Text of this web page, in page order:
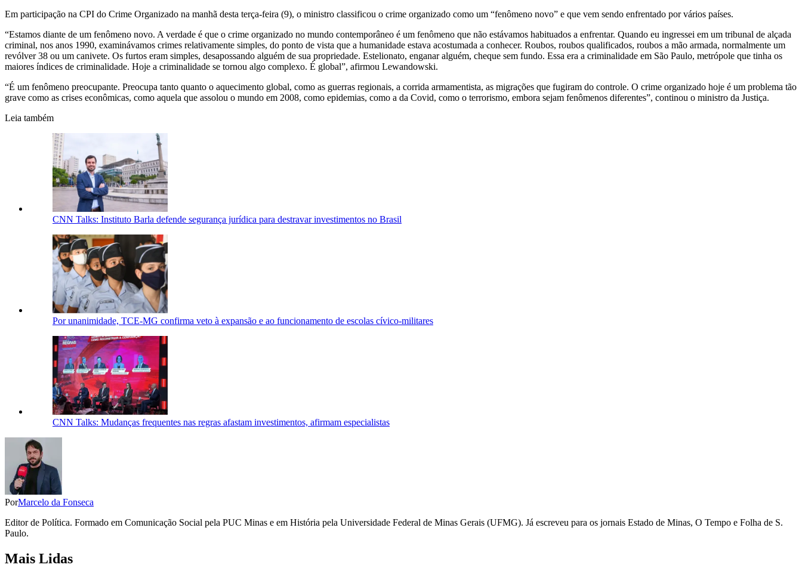
Em participação na CPI do Crime Organizado na manhã desta terça-feira (9), o ministro classificou o crime organizado como um “fenômeno novo” e que vem sendo enfrentado por vários países.
“Estamos diante de um fenômeno novo. A verdade é que o crime organizado no mundo contemporâneo é um fenômeno que não estávamos habituados a enfrentar. Quando eu ingressei em um tribunal de alçada
criminal, nos anos 1990, examinávamos crimes relativamente simples, do ponto de vista que a humanidade estava acostumada a conhecer. Roubos, roubos qualificados, roubos a mão armada, normalmente um
revólver 38 ou um canivete. Os furtos eram simples, desapossando alguém de sua propriedade. Estelionato, enganar alguém, cheque sem fundo. Essa era a criminalidade em São Paulo, metrópole que tinha os
maiores índices de criminalidade. Hoje a criminalidade se tornou algo complexo. É global”, afirmou Lewandowski.
“É um fenômeno preocupante. Preocupa tanto quanto o aquecimento global, como as guerras regionais, a corrida armamentista, as migrações que fugiram do controle. O crime organizado hoje é um problema tão
grave como as crises econômicas, como aquela que assolou o mundo em 2008, como epidemias, como a da Covid, como o terrorismo, embora sejam fenômenos diferentes”, continou o ministro da Justiça.
Leia também
CNN Talks: Instituto Barla defende segurança jurídica para destravar investimentos no Brasil
Por unanimidade, TCE-MG confirma veto à expansão e ao funcionamento de escolas cívico-militares
CNN Talks: Mudanças frequentes nas regras afastam investimentos, afirmam especialistas
PorMarcelo da Fonseca
Editor de Política. Formado em Comunicação Social pela PUC Minas e em História pela Universidade Federal de Minas Gerais (UFMG). Já escreveu para os jornais Estado de Minas, O Tempo e Folha de S.
Paulo.
Mais Lidas